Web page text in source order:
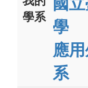
學系
國
學
應
系